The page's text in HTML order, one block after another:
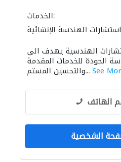
الخدمات:
استشارات الهندسة الإنشائية
استشارات هندسية مشروع
أنظمة أمن الحريق
الديكور الداخلي
الهندسية يهدف الى
الجودة للخدمات المقدمة
والتحسين المستم... See
الهاتف
الشخصية